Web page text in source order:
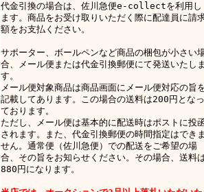
代金引換の場合は、佐川急便e-collectを利用し
ます。商品をお受け取りいただく際に配達員に請
額をお支払ください。
サポーター、ボールペンなど商品の梱包が小さい
合、メール便または代金引換郵便にて発送いたしま
す。
メール便対象商品は商品画面にメール便対応の旨
記載してあります。この場合の送料は200円となっ
ております。
ただし、メール便は基本的に配送時はポストに投
されます。また、代金引換郵便の時間指定はできま
せん。通常便（佐川急便）での配送をご希望の場
合、その旨をお知らせください。その場合、送料
880円になります。